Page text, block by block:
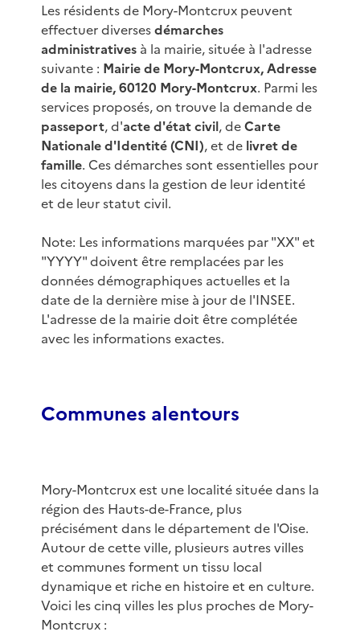
Les résidents de Mory-Montcrux peuvent
effectuer diversesdémarches
administrativesà la mairie, située à l'adresse
suivante : Mairie de Mory-Montcrux, Adresse
de la mairie, 60120 Mory-Montcrux. Parmi les
services proposés, on trouve la demande de
passeport, d'acte d'état civil, deCarte
Nationale d'Identité (CNI), et de livret de
famille. Ces démarches sont essentielles pour
les citoyens dans la gestion de leur identité
et de leur statut civil.
Note: Les informations marquées par "XX" et
"YYYY" doivent être remplacées par les
données démographiques actuelles et la
date de la dernière mise à jour de l'INSEE.
L'adresse de la mairie doit être complétée
avec les informations exactes.
Communes alentours
Mory-Montcrux est une localité située dans la
région des Hauts-de-France, plus
précisément dans le département de l'Oise.
Autour de cette ville, plusieurs autres villes
et communes forment un tissu local
dynamique et riche en histoire et en culture.
Voici les cinq villes les plus proches de Mory-
Montcrux :